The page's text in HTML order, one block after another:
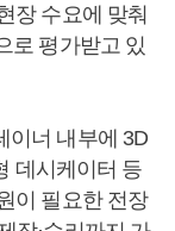
장 수요에 맞춰
로 평가받고 있
이너 내부에 3D
데시케이터 등
이 필요한 전장